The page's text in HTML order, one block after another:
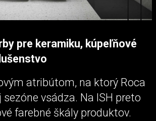
pre keramiku, kúpeľňové
atribútom, na ktorý Roca
vsádza. Na ISH preto
farebné škály produktov.